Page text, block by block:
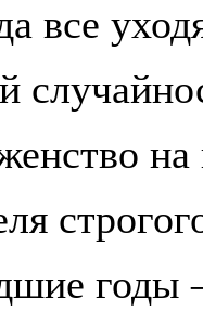
все
на
годы